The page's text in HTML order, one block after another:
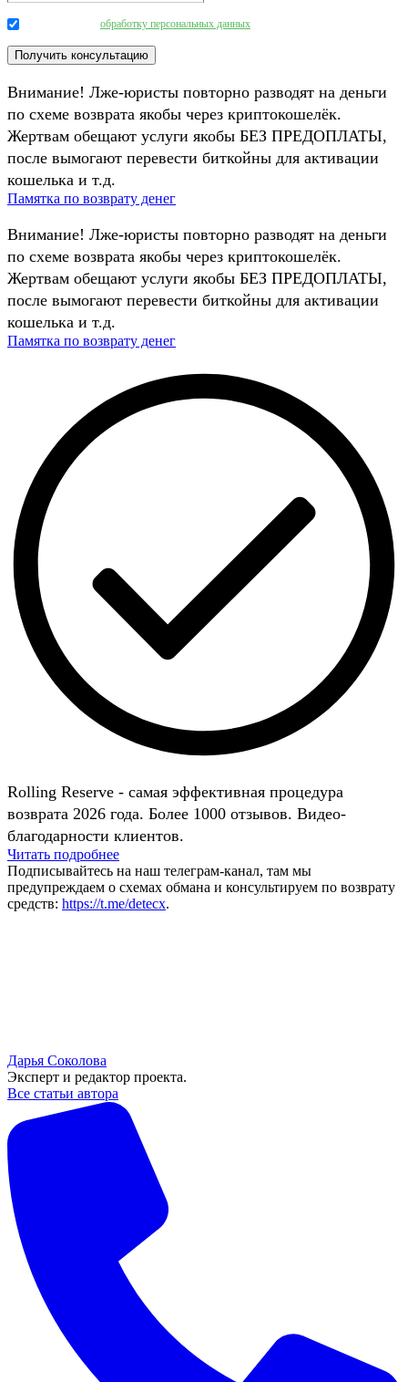
обработку персональных данных
Внимание! Лже-юристы повторно разводят на деньги
по схеме возврата якобы через криптокошелёк.
Жертвам обещают услуги якобы БЕЗ ПРЕДОПЛАТЫ,
после вымогают перевести биткойны для активации
кошелька и т.д.
Памятка по возврату денег
Внимание! Лже-юристы повторно разводят на деньги
по схеме возврата якобы через криптокошелёк.
Жертвам обещают услуги якобы БЕЗ ПРЕДОПЛАТЫ,
после вымогают перевести биткойны для активации
кошелька и т.д.
Памятка по возврату денег
Rolling Reserve - самая эффективная процедура
возврата 2026 года. Более 1000 отзывов. Видео-
благодарности клиентов.
Читать подробнее
Подписывайтесь на наш телеграм-канал, там мы
предупреждаем о схемах обмана и консультируем по возврату
средств: https://t.me/detecx.
Дарья Соколова
Эксперт и редактор проекта.
Все статьи автора